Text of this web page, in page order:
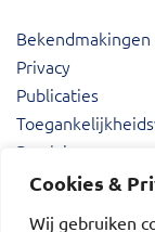
Cookies &
Wij gebruiken
Bekendmakingen
Privacy
Publicaties
Proclaimer